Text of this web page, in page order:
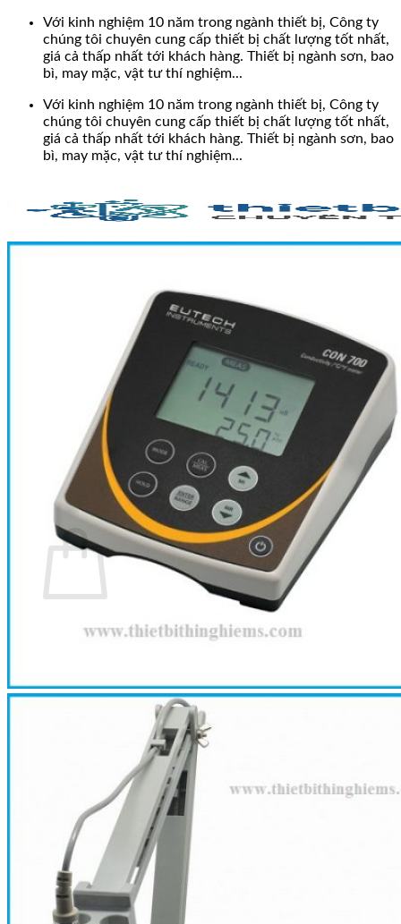
Với kinh nghiệm 10 năm trong ngành thiết bị, Công ty
chúng tôi chuyên cung cấp thiết bị chất lượng tốt nhất,
giá cả thấp nhất tới khách hàng. Thiết bị ngành sơn, bao
bì, may mặc, vật tư thí nghiệm...
Với kinh nghiệm 10 năm trong ngành thiết bị, Công ty
chúng tôi chuyên cung cấp thiết bị chất lượng tốt nhất,
giá cả thấp nhất tới khách hàng. Thiết bị ngành sơn, bao
bì, may mặc, vật tư thí nghiệm...
Search
Trang chủ
Giới thiệu
Sản phẩm
Tin tức
Liên hệ
No products in the cart.